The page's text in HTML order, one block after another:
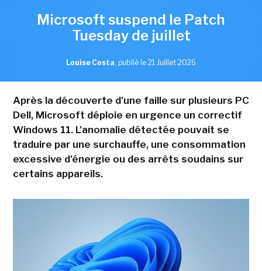
Microsoft suspend le Patch
Tuesday de juillet
Louise Costa, publié le 21 Juillet 2026
Après la découverte d'une faille sur plusieurs PC
Dell, Microsoft déploie en urgence un correctif
Windows 11. L'anomalie détectée pouvait se
traduire par une surchauffe, une consommation
excessive d'énergie ou des arrêts soudains sur
certains appareils.